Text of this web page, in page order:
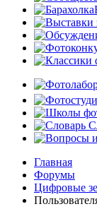
Главная
Форумы
Цифровые